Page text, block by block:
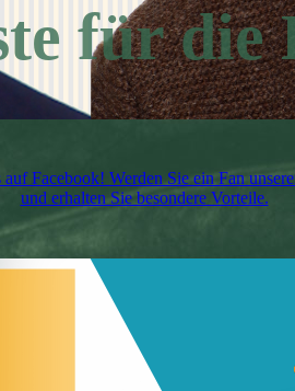
für die
auf Facebook! Werden Sie ein Fan
und erhalten Sie besondere Vorteile.